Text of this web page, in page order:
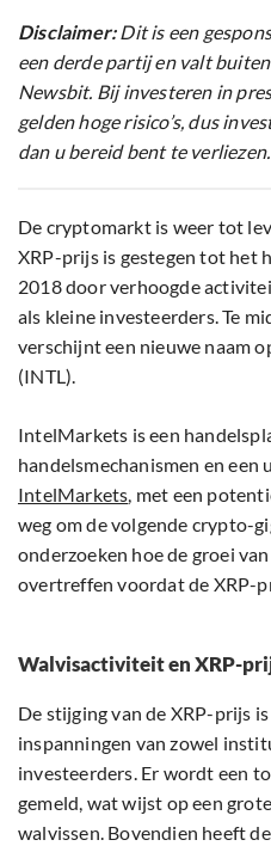
Disclaimer:Dit is een
een derde partij en valt
Newsbit. Bij investeren in
gelden hoge risico’s, dus
dan u bereid bent te verliezen.
De cryptomarkt is weer tot
XRP-prijs is gestegen tot het
2018 door verhoogde
als kleine investeerders. Te
verschijnt een nieuwe naam
(INTL).
IntelMarkets is een
handelsmechanismen en
IntelMarkets, met een
weg om de volgende crypto-
onderzoeken hoe de groei
overtreffen voordat de XRP-
Walvisactiviteit en XRP-
De stijging van de XRP-prijs
inspanningen van zowel
investeerders. Er wordt een
gemeld, wat wijst op een
walvissen. Bovendien heeft